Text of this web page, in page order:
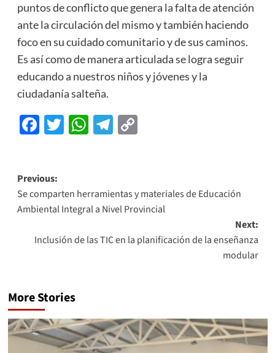
puntos de conflicto que genera la falta de atención
ante la circulación del mismo y también haciendo
foco en su cuidado comunitario y de sus caminos.
Es así como de manera articulada se logra seguir
educando a nuestros niños y jóvenes y la
ciudadanía salteña.
Facebook
Twitter
WhatsApp
Telegram
Copy
Previous:
Se comparten herramientas y materiales de Educación
Ambiental Integral a Nivel Provincial
Next:
Inclusión de las TIC en la planificación de la enseñanza
modular
More Stories